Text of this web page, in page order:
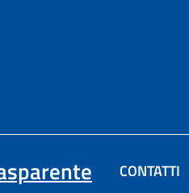
CONTATTI